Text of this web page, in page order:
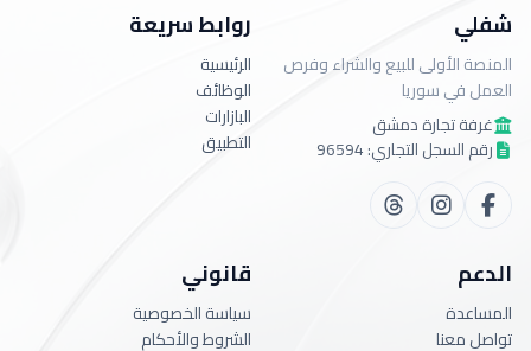
شفلي
المنصة الأولى للبيع والشراء وفرص
العمل في سوريا
غرفة تجارة دمشق
رقم السجل التجاري: 96594
روابط سريعة
الرئيسية
الوظائف
البازارات
التطبيق
الدعم
المساعدة
تواصل معنا
قانوني
سياسة الخصوصية
الشروط والأحكام